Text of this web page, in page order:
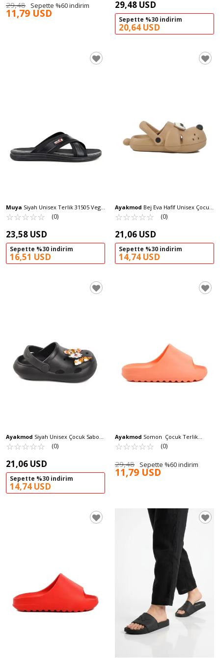
29,48 Sepette %60 indirim
11,79 USD
29,48 USD
Sepette %30 indirim
20,64 USD
Muya Siyah Unisex Terlik 31505 Vega
Z
☆☆☆☆☆
★★★★★ (0)
23,58 USD
Sepette %30 indirim
16,51 USD
Ayakmod Bej Eva Hafif Unisex Çocuk
Sabo Terlik Doggy P
☆☆☆☆☆
★★★★★ (0)
21,06 USD
Sepette %30 indirim
14,74 USD
Ayakmod Siyah Unisex Çocuk Sabo
Terlik Yumurcak B
☆☆☆☆☆
★★★★★ (0)
21,06 USD
Sepette %30 indirim
14,74 USD
Ayakmod Somon Çocuk Terlik
Aspor T-REX 103 G
☆☆☆☆☆
★★★★★ (0)
29,48 Sepette %60 indirim
11,79 USD